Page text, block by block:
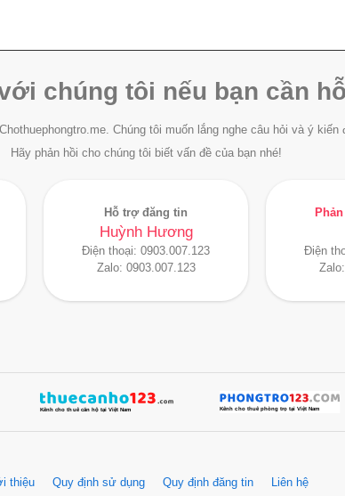
chúng tôi nếu bạn cần
Chúng tôi muốn lắng nghe câu hỏi và ý kiến
Hãy phản hồi cho chúng tôi biết vấn đề của bạn nhé!
Hỗ trợ đăng tin
Huỳnh Hương
Điện thoại: 0903.007.123
Zalo: 0903.007.123
Điện
thiệu Quy định sử dụng Quy định đăng tin Liên hệ